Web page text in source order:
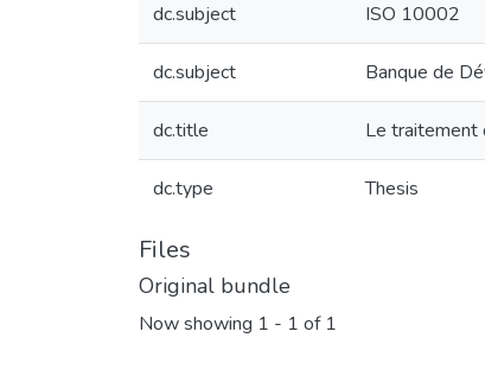
dc.subject ISO 10002
dc.subject Banque de
dc.title Le traitement
dc.type Thesis
Files
Original bundle
Now showing 1 - 1 of 1